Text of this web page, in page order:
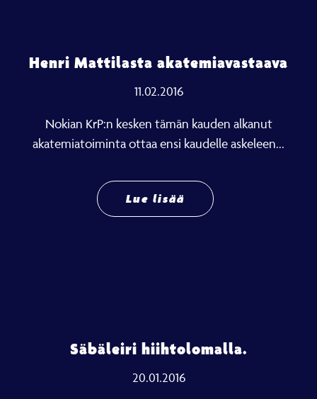
Henri Mattilasta akatemiavastaava
11.02.2016
Nokian KrP:n kesken tämän kauden alkanut
akatemiatoiminta ottaa ensi kaudelle askeleen...
Lue lisää
Säbäleiri hiihtolomalla.
20.01.2016